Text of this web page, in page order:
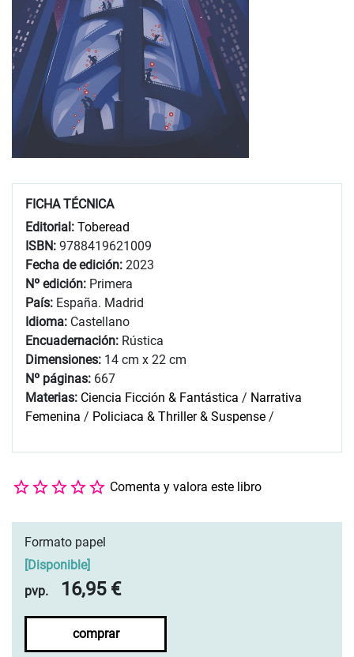
FICHA TÉCNICA
Editorial: Toberead
ISBN: 9788419621009
Fecha de edición: 2023
Nº edición: Primera
País: España. Madrid
Idioma: Castellano
Encuadernación: Rústica
Dimensiones: 14 cm x 22 cm
Nº páginas: 667
Materias: Ciencia Ficción & Fantástica / Narrativa
Femenina / Policiaca & Thriller & Suspense /
Comenta y valora este libro
Formato papel
Disponible]
pvp.
16,95 €
comprar